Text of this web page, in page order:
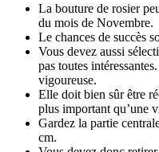
La bouture de rosier
du mois de Novembre.
Le chances de succès
Vous devez aussi
pas toutes
vigoureuse.
Elle doit bien sûr être
plus important qu’une
Gardez la partie
cm.